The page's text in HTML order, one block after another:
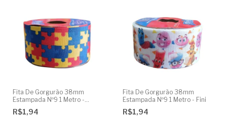
Fita De Gorgurão 38mm
Estampada Nº9 1 Metro -
Autismo
R$1,94
Fita De Gorgurão 38mm
Estampada Nº9 1 Metro - Fini
R$1,94